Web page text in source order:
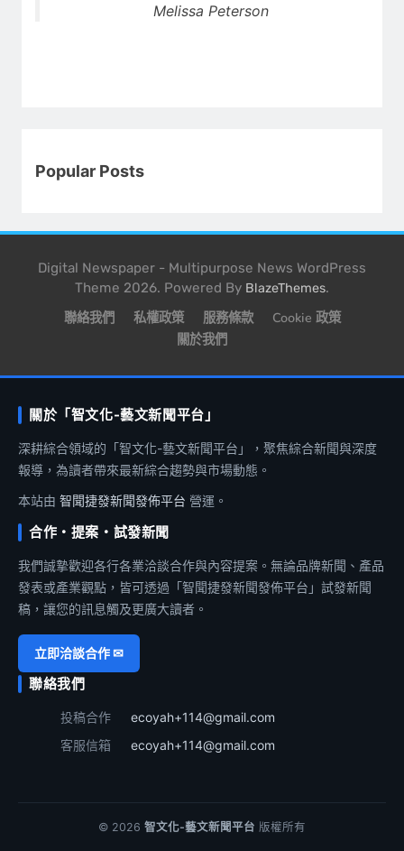
Melissa Peterson
Popular Posts
Digital Newspaper - Multipurpose News WordPress
Theme 2026. Powered By BlazeThemes.
聯絡我們 私權政策 服務條款
Cookie 政策
關於我們
關於「智文化-藝文新聞平台」
深耕綜合領域的「智文化-藝文新聞平台」，聚焦綜合新聞與深度
報導，為讀者帶來最新綜合趨勢與市場動態。
本站由 智聞捷發新聞發佈平台 營運。
合作・提案・試發新聞
我們誠摯歡迎各行各業洽談合作與內容提案。無論品牌新聞、產品
發表或產業觀點，皆可透過「智聞捷發新聞發佈平台」試發新聞
稿，讓您的訊息觸及更廣大讀者。
立即洽談合作 ✉
聯絡我們
投稿合作
ecoyah+114@gmail.com
客服信箱
ecoyah+114@gmail.com
© 2026 智文化-藝文新聞平台 版權所有